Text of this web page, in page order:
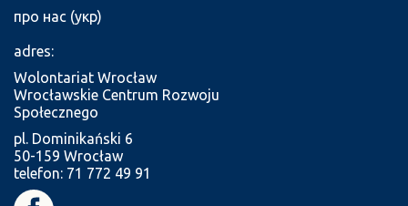
про нас (укр)
adres:
Wolontariat Wrocław
Wrocławskie Centrum Rozwoju
Społecznego
pl. Dominikański 6
50-159 Wrocław
telefon: 71 772 49 91